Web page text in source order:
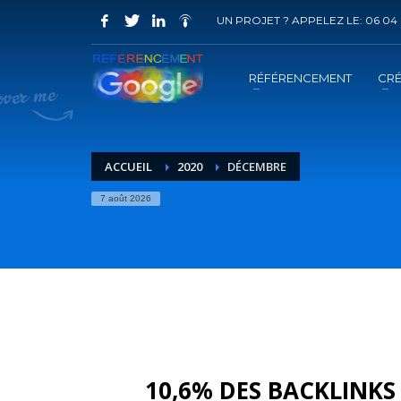
COMMENT ACHETER UN PRESTATION
1 Choisir la prestation
Vous recevrez sous 5 jours ouvrés un mail de
UN PROJET ? APPELEZ LE: 06 04
RÉFÉRENCEMENT
ACCUEIL 2020 DÉCEMBRE
7 août 2026
10,6% DES